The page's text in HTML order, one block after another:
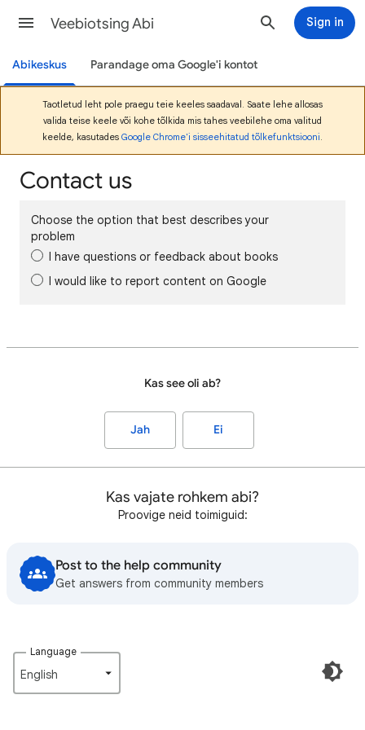
Veebiotsing Abi Sign in
Abikeskus Parandage oma Google'i kontot
Taotletud leht pole praegu teie keeles saadaval. Saate lehe allosas
valida teise keele või kohe tõlkida mis tahes veebilehe oma valitud
keelde, kasutades Google Chrome'i sisseehitatud tõlkefunktsiooni.
Contact us
Choose the option that best describes your
problem
I have questions or feedback about books
I would like to report content on Google
Kas see oli ab?
Jah Ei
Kas vajate rohkem abi?
Proovige neid toimiguid:
Post to the help community
Get answers from community members
Language
English‎